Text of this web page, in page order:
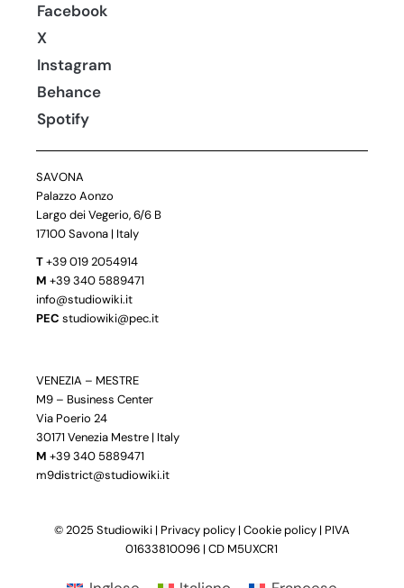
Facebook
X
Instagram
Behance
Spotify
SAVONA
Palazzo Aonzo
Largo dei Vegerio, 6/6 B
17100 Savona | Italy
T+39 019 2054914
M +39 340 5889471
info@studiowiki.it
PEC studiowiki@pec.it
VENEZIA – MESTRE
M9 – Business Center
Via Poerio 24
30171 Venezia Mestre | Italy
M +39 340 5889471
m9district@studiowiki.it
© 2025 Studiowiki | Privacy policy| Cookie policy| PIVA
01633810096 | CD M5UXCR1